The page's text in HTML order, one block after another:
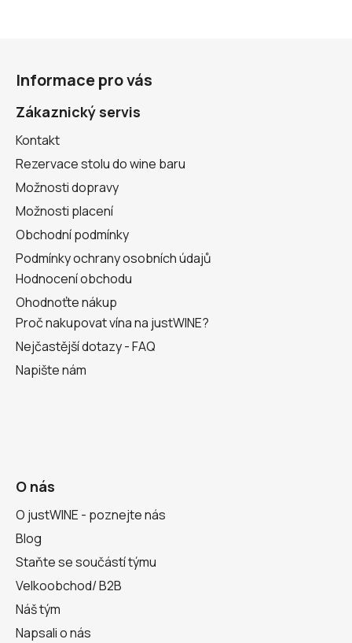
Informace pro vás
Zákaznický servis
Kontakt
Rezervace stolu do wine baru
Možnosti dopravy
Možnosti placení
Obchodní podmínky
Podmínky ochrany osobních údajů
Hodnocení obchodu
Ohodnoťte nákup
Proč nakupovat vína na justWINE?
Nejčastější dotazy - FAQ
Napište nám
O nás
O justWINE - poznejte nás
Blog
Staňte se součástí týmu
Velkoobchod/ B2B
Náš tým
Napsali o nás